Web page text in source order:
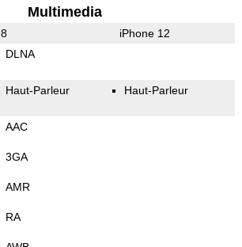
Multimedia
8 iPhone 12
DLNA
Haut-Parleur Haut-Parleur
AAC
3GA
AMR
RA